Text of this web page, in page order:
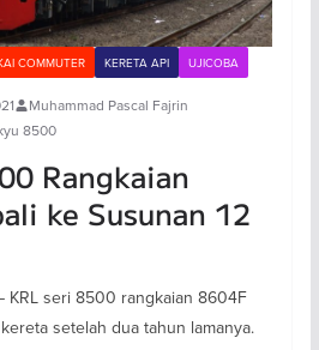
COMMUTER KERETA API UJICOBA
Muhammad Pascal Fajrin
8500
Rangkaian
ke Susunan 12
KRL seri 8500 rangkaian 8604F
setelah dua tahun lamanya.